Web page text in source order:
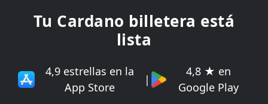
Tu Cardano billetera está
lista
4,9 estrellas en la
App Store
|
4,8 ★ en
Google Play